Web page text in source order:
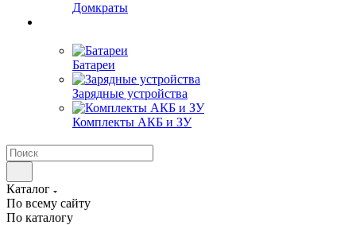
Домкраты
Батареи
Зарядные устройства
Комплекты АКБ и ЗУ
Каталог
По всему сайту
По каталогу